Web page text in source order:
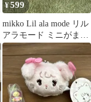
¥599
mikko Lil ala mode リル
アラモード ミニがまぐ
ち ナッツ